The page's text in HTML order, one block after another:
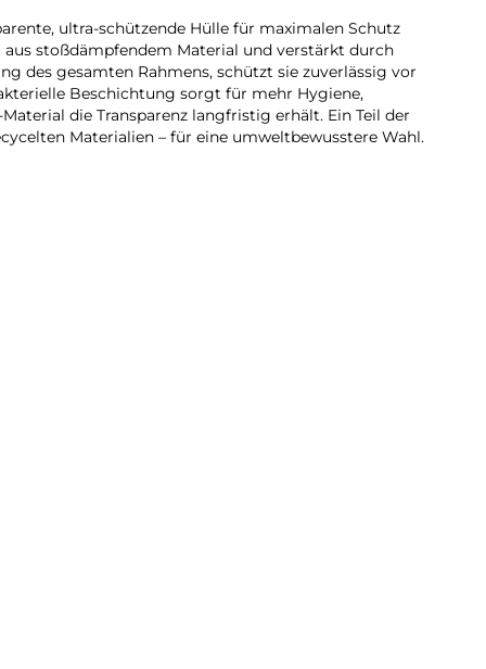
ultra-schützende Hülle für maximalen Schutz
stoßdämpfendem Material und verstärkt durch
des gesamten Rahmens, schützt sie zuverlässig vor
Beschichtung sorgt für mehr Hygiene,
die Transparenz langfristig erhält. Ein Teil der
Materialien – für eine umweltbewusstere Wahl.